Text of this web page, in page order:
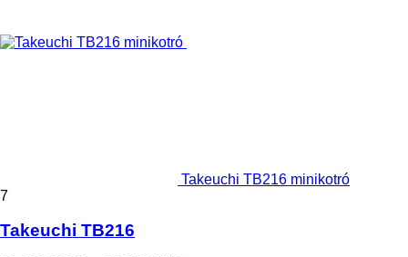
Takeuchi TB216 minikotró
7
Takeuchi TB216